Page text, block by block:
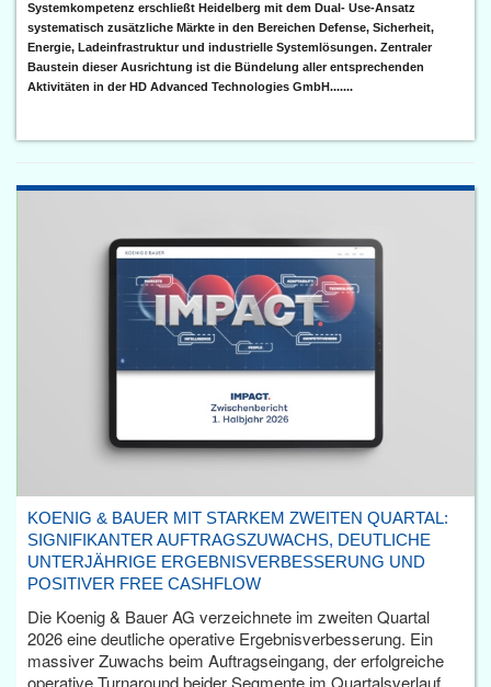
Systemkompetenz erschließt Heidelberg mit dem Dual- Use-Ansatz
systematisch zusätzliche Märkte in den Bereichen Defense, Sicherheit,
Energie, Ladeinfrastruktur und industrielle Systemlösungen. Zentraler
Baustein dieser Ausrichtung ist die Bündelung aller entsprechenden
Aktivitäten in der HD Advanced Technologies GmbH.......
KOENIG & BAUER MIT STARKEM ZWEITEN QUARTAL:
SIGNIFIKANTER AUFTRAGSZUWACHS, DEUTLICHE
UNTERJÄHRIGE ERGEBNISVERBESSERUNG UND
POSITIVER FREE CASHFLOW
Die Koenig & Bauer AG verzeichnete im zweiten Quartal
2026 eine deutliche operative Ergebnisverbesserung. Ein
massiver Zuwachs beim Auftragseingang, der erfolgreiche
operative Turnaround beider Segmente im Quartalsverlauf